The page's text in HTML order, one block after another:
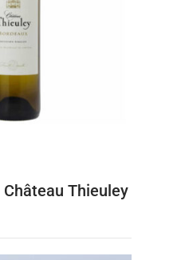
Thieuley